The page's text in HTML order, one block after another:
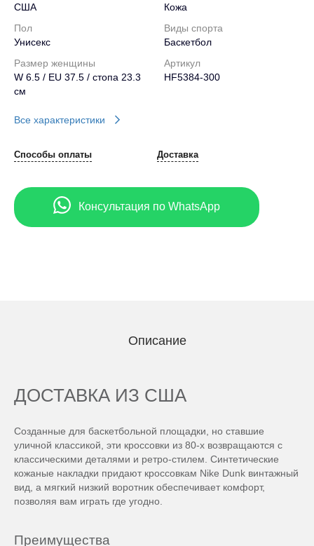
США
Кожа
Пол
Унисекс
Виды спорта
Баскетбол
Размер женщины
W 6.5 / EU 37.5 / стопа 23.3
см
Артикул
HF5384-300
Все характеристики
Способы оплаты Доставка
Консультация по WhatsApp
Описание
ДОСТАВКА ИЗ США
Созданные для баскетбольной площадки, но ставшие
уличной классикой, эти кроссовки из 80-х возвращаются с
классическими деталями и ретро-стилем. Синтетические
кожаные накладки придают кроссовкам Nike Dunk винтажный
вид, а мягкий низкий воротник обеспечивает комфорт,
позволяя вам играть где угодно.
Преимущества